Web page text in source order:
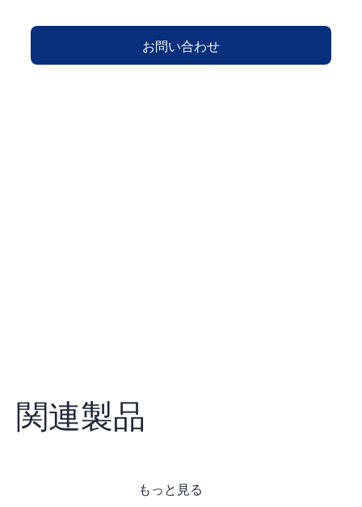
お問い合わせ
関連製品
もっと見る